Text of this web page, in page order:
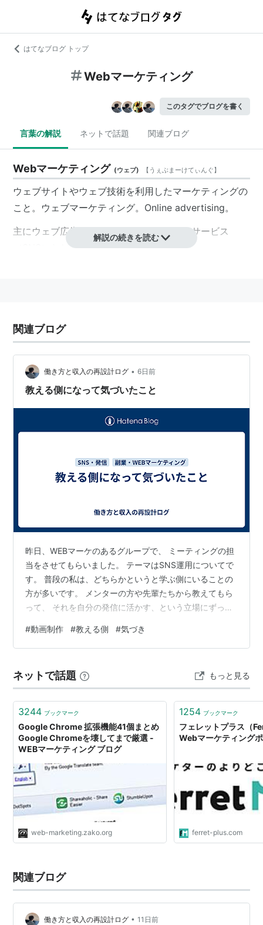
はてなブログ トップ
Webマーケティング
このタグでブログを書く
言葉の解説 ネットで話題 関連ブログ
Webマーケティング (ウェブ) 【 うぇぶまーけてぃんぐ】
ウェブサイトやウェブ技術を利用したマーケティングの
こと。ウェブマーケティング。Online advertising。
主にウェブ広告やソーシャルネットワークサービス
（SNS）などを用いたものを指すことが多い。
イト」やGoogleなどで「検索したキーワード」と連動
して表示されるPPC広告である「リスティング広告」、
Twitterなどソーシャルメディアを用いたものが流行し
た。また2001年ごろから普及し、2005年にリリースさ
れた「Google Analytics」から流行した「解析ツール」
本文 「Webマーケティング」 を検索 - はてなブック
NAVER まとめ
SEO対策｜検索上位を独占するために弊社が行っ
最初に設定しないと絶対損する！Google
Analytics 9個の必須設定＆解説 | Find Job!
Startup
関連キーワード
Google Analytics
SNS
マンガでわかるWebマーケティン
グ ―Webマーケッター瞳の挑
作者:村上佳代,ソウ,星井博文
出版社/メーカー:インプレス
単行本（ソフトカバー）
購入
: 104回
よくわかるWeb/モバイル/ソーシ
ャルメディアマーケティングの教
科書
解説の続きを読む
関連ブログ
働き方と収入の再設計ログ • 6日前
教える側になって気づいたこと
昨日、WEBマーケのあるグループで、 ミーティングの担
当をさせてもらいました。 テーマはSNS運用についてで
す。 普段の私は、どちらかというと学ぶ側にいることの
方が多いです。 メンターの方や先輩たちから教えてもら
って、 それを自分の発信に活かす、という立場にずっと
にとっても新鮮な経験でした。 参加してくださった方の
多くは、 これから発信に取り組もうとしている方や、 取
「やってみたい気持ちはあるのに、やり方が分からなく
て止まってしまっている」 という方が本当に多かったで
す。 特に、配信する動…
#動画制作 #教える側 #気づき
ネットで話題 もっと見る
3244 ブックマーク
Google Chrome 拡張機能41個まとめ
Google Chromeを壊してまで厳選 -
WEBマーケティング ブログ
web-marketing.zako.org
1254 ブックマーク
フェレットプラス（
Webマーケティング
ferret-plus.com
関連ブログ
働き方と収入の再設計ログ • 11日前